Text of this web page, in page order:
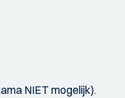
NIET mogelijk).